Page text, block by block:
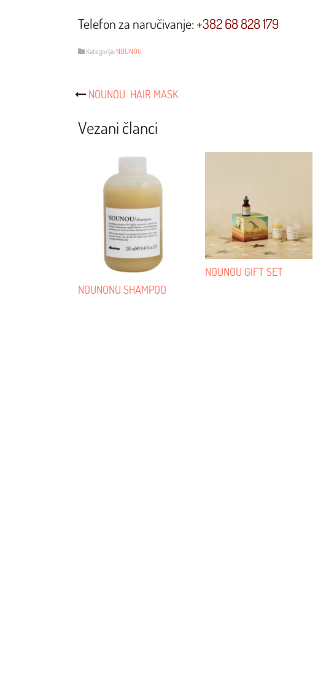
Telefon za naručivanje:+382 68 828 179
Kategorija: NOUNOU
Post
Navigacija
NOUNOU HAIR MASK
Vezani članci
NOUNONU SHAMPOO
NOUNOU GIFT SET